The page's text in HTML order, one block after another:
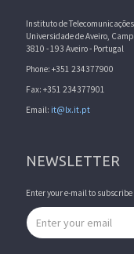
Instituto de Telecomunicações
Universidade de Aveiro,
3810 - 193 Aveiro - Portugal
Phone: +351 234377900
Fax: +351 234377901
Email: it@lx.it.pt
NEWSLETTER
Enter your e-mail to
Email address